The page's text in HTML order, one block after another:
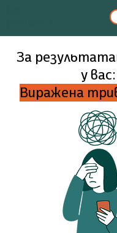
За
у вас:
Виражена